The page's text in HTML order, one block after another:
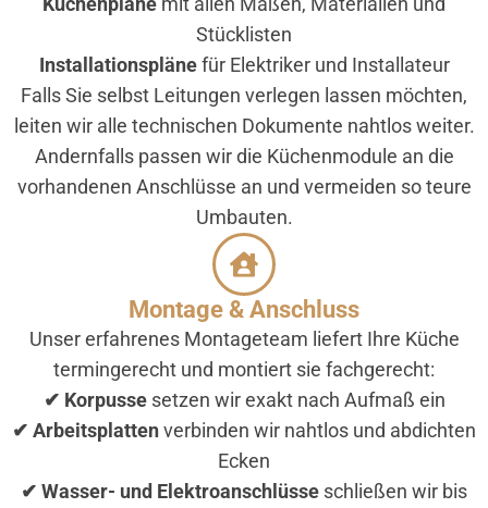
Stücklisten
Installationsplänefür Elektriker und Installateur
Falls Sie selbst Leitungen verlegen lassen möchten,
leiten wir alle technischen Dokumente nahtlos weiter.
Andernfalls passen wir die Küchenmodule an die
vorhandenen Anschlüsse an und vermeiden so teure
Umbauten.
Montage & Anschluss
Unser erfahrenes Montageteam liefert Ihre Küche
termingerecht und montiert sie fachgerecht:
✔ Korpusse setzen wir exakt nach Aufmaß ein
✔ Arbeitsplattenverbinden wir nahtlos und abdichten
Ecken
✔ Wasser- und Elektroanschlüsse schließen wir bis